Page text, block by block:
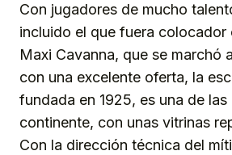
Con jugadores de mucho
incluido el que fuera colocador
Maxi Cavanna, que se marchó
con una excelente oferta, la
fundada en 1925, es una de
continente, con unas vitrinas
Con la dirección técnica del